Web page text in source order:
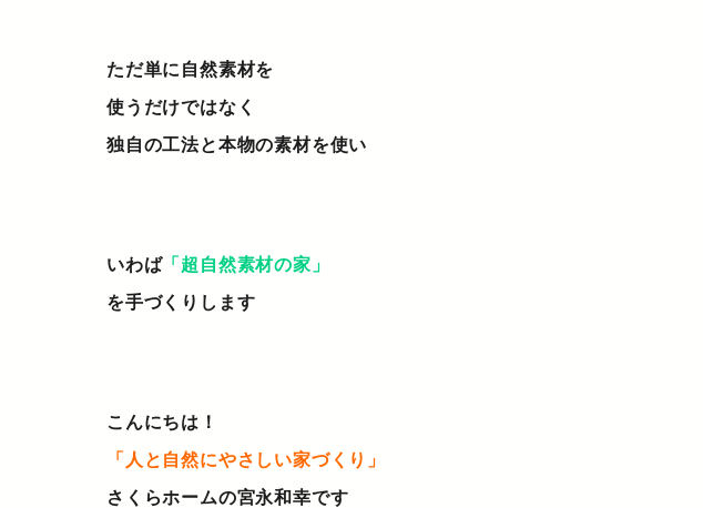
ただ単に自然素材を
使うだけではなく
独自の工法と本物の素材を使い
いわば「超自然素材の家」
を手づくりします
こんにちは！
「人と自然にやさしい家づくり」
さくらホームの宮永和幸です